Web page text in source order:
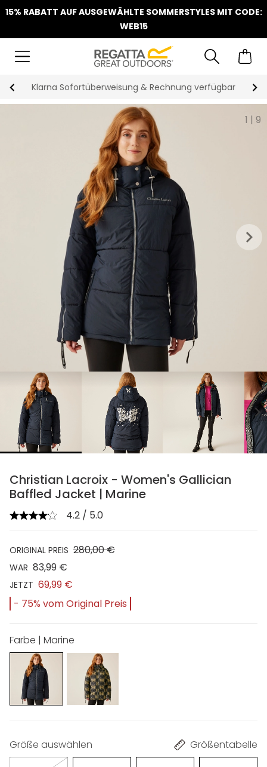
15% RABATT AUF AUSGEWÄHLTE SOMMERSTYLES MIT CODE:
WEB15
Klarna Sofortüberweisung & Rechnung verfügbar
1 | 9
keyboard_arrow_right
chevron_right
Christian Lacroix - Women's Gallician
Baffled Jacket | Marine
4.2 / 5.0
ORIGINAL PREIS 280,00 €
WAR 83,99 €
JETZT 69,99 €
- 75% vom Original Preis
Farbe | Marine
Größe auswählen Größentabelle